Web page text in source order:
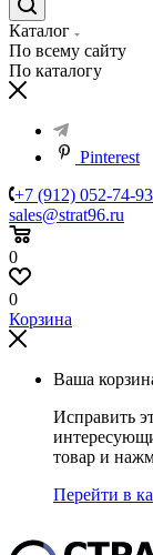
Каталог
По всему сайту
По каталогу
Pinterest
+7 (912) 052-74-93
sales@strat96.ru
0
0
Корзина
Ваша
Исправить
товар и
Перейти в